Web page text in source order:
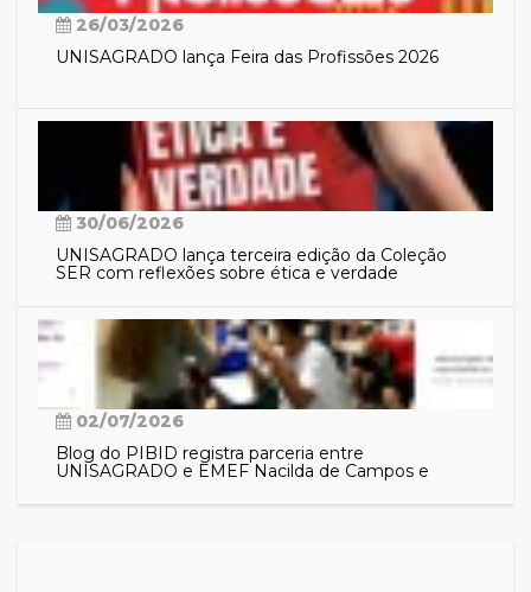
26/03/2026
UNISAGRADO lança Feira das Profissões 2026
30/06/2026
UNISAGRADO lança terceira edição da Coleção
SER com reflexões sobre ética e verdade
02/07/2026
Blog do PIBID registra parceria entre
UNISAGRADO e EMEF Nacilda de Campos e